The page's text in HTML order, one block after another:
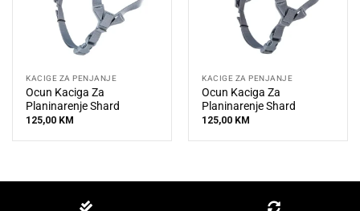
KACIGE ZA PENJANJE
Ocun Kaciga Za
Planinarenje Shard
125,00 KM
KACIGE ZA PENJANJE
Ocun Kaciga Za
Planinarenje Shard
125,00 KM